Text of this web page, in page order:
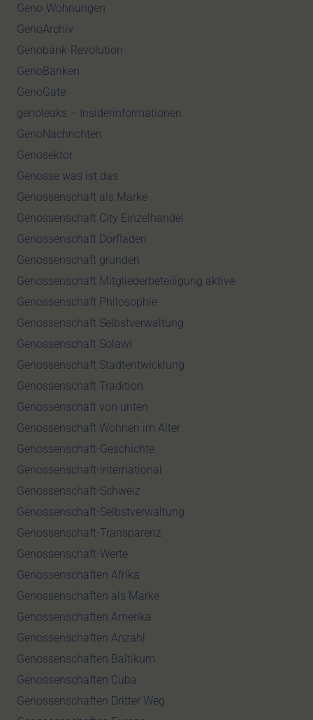
Geno-Wohnungen
GenoArchiv
Genobank-Revolution
GenoBanken
GenoGate
genoleaks – Insiderinformationen
GenoNachrichten
Genosektor
Genosse was ist das
Genossenschaft als Marke
Genossenschaft City Einzelhandel
Genossenschaft Dorfladen
Genossenschaft gründen
Genossenschaft Mitgliederbeteiligung aktive
Genossenschaft Philosophie
Genossenschaft Selbstverwaltung
Genossenschaft Solawi
Genossenschaft Stadtentwicklung
Genossenschaft Tradition
Genossenschaft von unten
Genossenschaft Wohnen im Alter
Genossenschaft-Geschichte
Genossenschaft-international
Genossenschaft-Schweiz
Genossenschaft-Selbstverwaltung
Genossenschaft-Transparenz
Genossenschaft-Werte
Genossenschaften Afrika
Genossenschaften als Marke
Genossenschaften Amerika
Genossenschaften Anzahl
Genossenschaften Baltikum
Genossenschaften Cuba
Genossenschaften Dritter Weg